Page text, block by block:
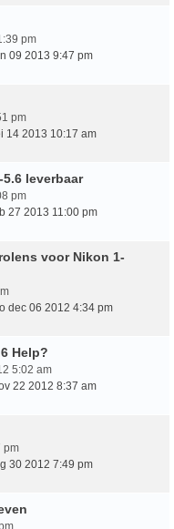
pm
09 2013 9:47 pm
pm
14 2013 10:17 am
5.6 leverbaar
pm
27 2013 11:00 pm
voor Nikon 1-
dec 06 2012 4:34 pm
Help?
5:02 am
22 2012 8:37 am
pm
30 2012 7:49 pm